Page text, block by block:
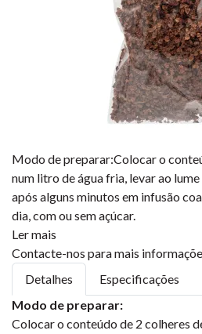
Modo de preparar:Colocar o
num litro de água fria, levar ao
após alguns minutos em infusão
dia, com ou sem açúcar.
Ler mais
Contacte-nos para mais
Detalhes
Especificações
Modo de preparar:
Colocar o conteúdo de 2 colheres